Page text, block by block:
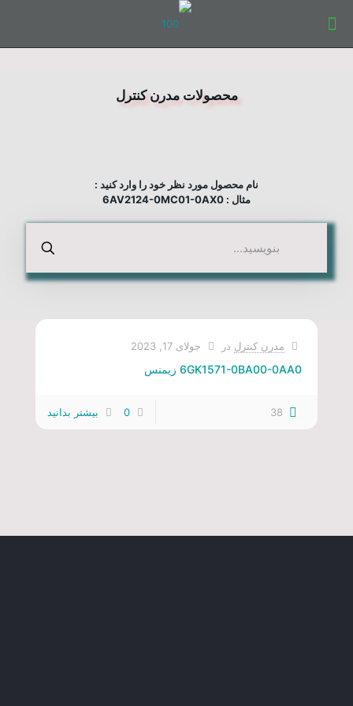
محصولات مدرن کنترل
نام محصول مورد نظر خود را وارد کنید :
مثال : 6AV2124-0MC01-0AX0
مدرن کنترل در جولای 17, 2023
6GK1571-0BA00-0AA0 زیمنس
38
0 بیشتر بدانید